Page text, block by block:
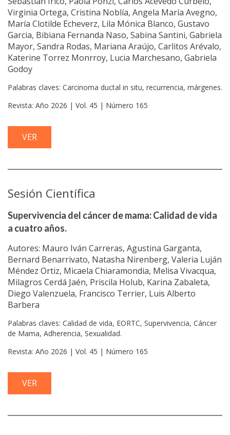
Virginia Ortega, Cristina Noblía, Angela María Avegno,
María Clotilde Echeverz, Lila Mónica Blanco, Gustavo
Garcia, Bibiana Fernanda Naso, Sabina Santini, Gabriela
Mayor, Sandra Rodas, Mariana Araújo, Carlitos Arévalo,
Katerine Torrez Monrroy, Lucia Marchesano, Gabriela
Godoy
Palabras claves: Carcinoma ductal in situ, recurrencia, márgenes.
Revista: Año 2026 | Vol. 45 | Número 165
VER
Sesión Científica
Supervivencia del cáncer de mama: Calidad de vida
a cuatro años.
Autores: Mauro Iván Carreras, Agustina Garganta,
Bernard Benarrivato, Natasha Nirenberg, Valeria Luján
Méndez Ortiz, Micaela Chiaramondia, Melisa Vivacqua,
Milagros Cerdá Jaén, Priscila Holub, Karina Zabaleta,
Diego Valenzuela, Francisco Terrier, Luis Alberto
Barbera
Palabras claves: Calidad de vida, EORTC, Supervivencia, Cáncer
de Mama, Adherencia, Sexualidad.
Revista: Año 2026 | Vol. 45 | Número 165
VER